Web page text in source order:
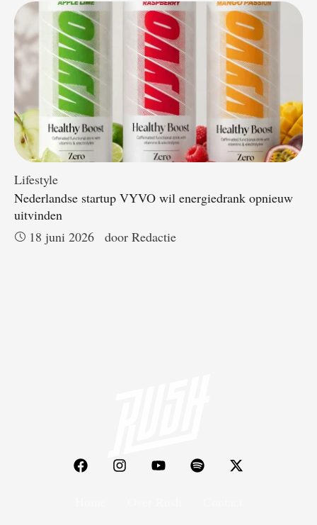
Lifestyle
Nederlandse startup VYVO wil energiedrank opnieuw
uitvinden
18 juni 2026
door Redactie